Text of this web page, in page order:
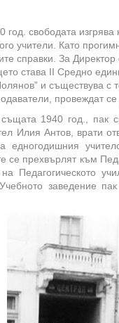
год. свободата
учители. Като
справки. За
става ІІ Средно
и съществува с
провеждат
1940 год., пак
Илия Антов, врати
едногодишния
се прехвърлят към
Педагогическото
заведение